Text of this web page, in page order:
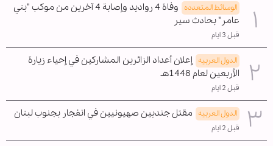
الوسائط المتعدده
وفاة 4 رواديد وإصابة 4 آخرين من موكب "بني
عامر" بحادث سير
قبل 3 ايام
الدول العربیه إعلان أعداد الزائرين المشاركين في إحياء زيارة
الأربعين لعام 1448هـ
قبل 2 ايام
الدول العربیه مقتل جنديين صهيونيين في انفجار بجنوب لبنان
قبل 2 ايام